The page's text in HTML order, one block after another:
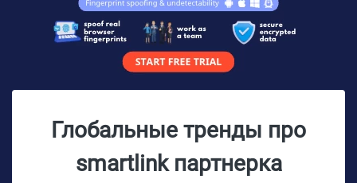
Глобальные тренды про
smartlink партнерка